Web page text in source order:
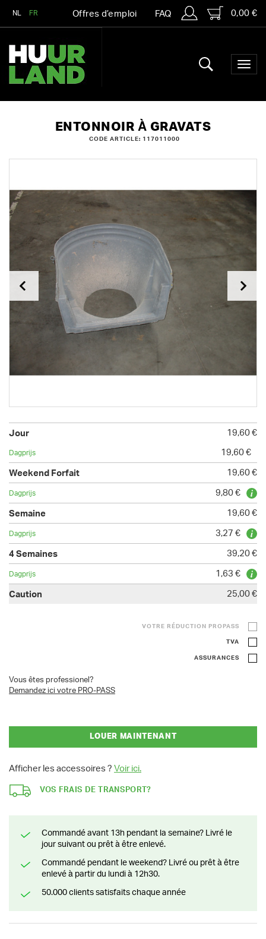
NL FR Offres d’emploi FAQ 0,00 €
ENTONNOIR À GRAVATS
CODE ARTICLE: 117011000
19,60 €
19,60 €
19,60 €
9,80 €
19,60 €
3,27 €
39,20 €
1,63 €
25,00 €
VOTRE RÉDUCTION PROPASS
TVA
ASSURANCES
Vous êtes professionel?
Demandez ici votre PRO-PASS
LOUER MAINTENANT
Afficher les accessoires ? Voir ici.
VOS FRAIS DE TRANSPORT?
Commandé avant 13h pendant la semaine? Livré le
jour suivant ou prêt à être enlevé.
Commandé pendant le weekend? Livré ou prêt à être
enlevé à partir du lundi à 12h30.
50.000 clients satisfaits chaque année